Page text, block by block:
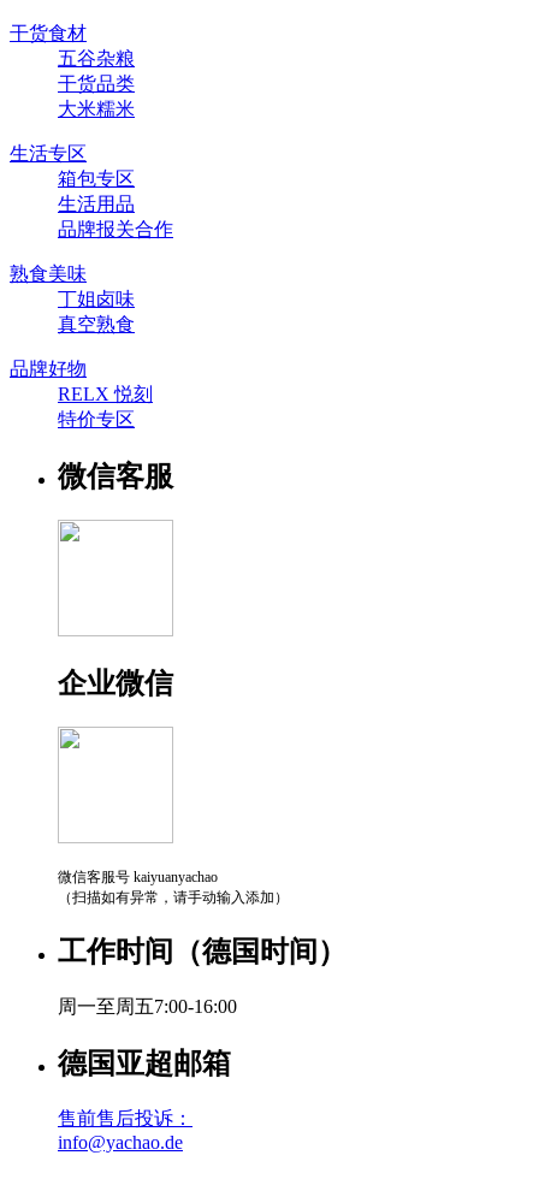
干货食材
五谷杂粮
干货品类
大米糯米
生活专区
箱包专区
生活用品
品牌报关合作
熟食美味
丁姐卤味
真空熟食
品牌好物
RELX 悦刻
特价专区
微信客服
企业微信
微信客服号 kaiyuanyachao
（扫描如有异常，请手动输入添加）
工作时间（德国时间）
周一至周五7:00-16:00
德国亚超邮箱
售前售后投诉：
info@yachao.de